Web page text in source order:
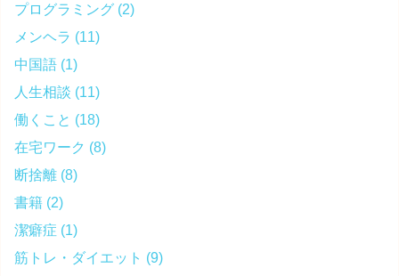
プログラミング (2)
メンヘラ (11)
中国語 (1)
人生相談 (11)
働くこと (18)
在宅ワーク (8)
断捨離 (8)
書籍 (2)
潔癖症 (1)
筋トレ・ダイエット (9)